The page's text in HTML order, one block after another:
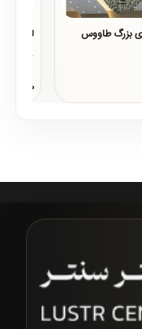
بزرگ طاووس لوستر
..
0تومان